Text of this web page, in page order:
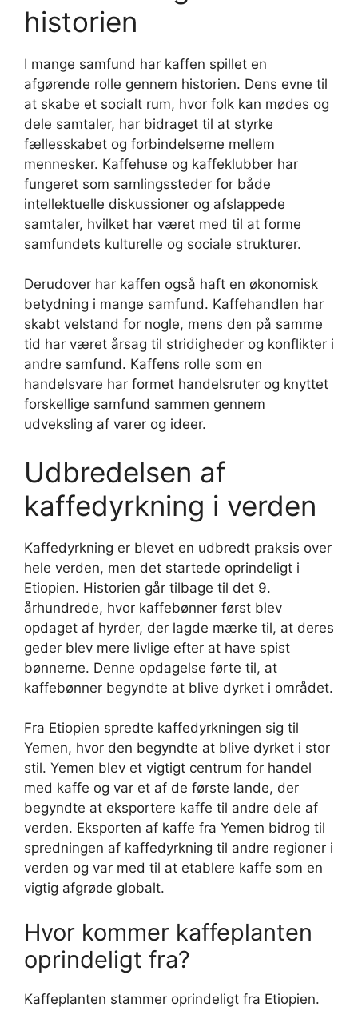
historien
I mange samfund har kaffen spillet en
afgørende rolle gennem historien. Dens evne til
at skabe et socialt rum, hvor folk kan mødes og
dele samtaler, har bidraget til at styrke
fællesskabet og forbindelserne mellem
mennesker. Kaffehuse og kaffeklubber har
fungeret som samlingssteder for både
intellektuelle diskussioner og afslappede
samtaler, hvilket har været med til at forme
samfundets kulturelle og sociale strukturer.
Derudover har kaffen også haft en økonomisk
betydning i mange samfund. Kaffehandlen har
skabt velstand for nogle, mens den på samme
tid har været årsag til stridigheder og konflikter i
andre samfund. Kaffens rolle som en
handelsvare har formet handelsruter og knyttet
forskellige samfund sammen gennem
udveksling af varer og ideer.
Udbredelsen af
kaffedyrkning i verden
Kaffedyrkning er blevet en udbredt praksis over
hele verden, men det startede oprindeligt i
Etiopien. Historien går tilbage til det 9.
århundrede, hvor kaffebønner først blev
opdaget af hyrder, der lagde mærke til, at deres
geder blev mere livlige efter at have spist
bønnerne. Denne opdagelse førte til, at
kaffebønner begyndte at blive dyrket i området.
Fra Etiopien spredte kaffedyrkningen sig til
Yemen, hvor den begyndte at blive dyrket i stor
stil. Yemen blev et vigtigt centrum for handel
med kaffe og var et af de første lande, der
begyndte at eksportere kaffe til andre dele af
verden. Eksporten af kaffe fra Yemen bidrog til
spredningen af kaffedyrkning til andre regioner i
verden og var med til at etablere kaffe som en
vigtig afgrøde globalt.
Hvor kommer kaffeplanten
oprindeligt fra?
Kaffeplanten stammer oprindeligt fra Etiopien.